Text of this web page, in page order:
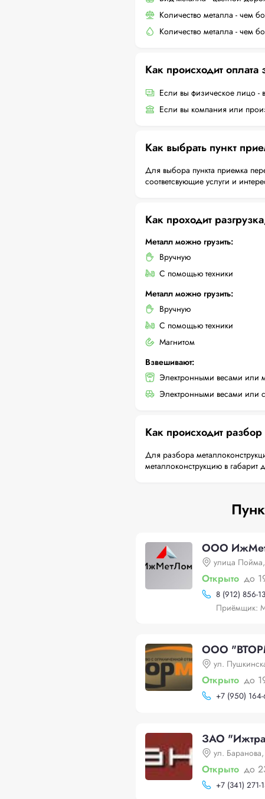
Количество металла - чем
Количество металла - чем
Как происходит
Если вы физическое лицо -
Если вы компания или
Как выбрать пункт
Для выбора пункта приемка
соответсвующие услуги и
Как проходит
Металл можно грузить:
Вручную
С помощью техники
Металл можно грузить:
Вручную
С помощью техники
Магнитом
Взвешивают:
Электронными весами
Электронными весами или
Как происходит
Для разбора
металлоконструкцию в
ООО
улица
Открыто до
8 (912) 856-
Приёмщик:
ООО
ул.
Открыто до
+7 (950)
ЗАО
ул.
Открыто до
+7 (341) 271-